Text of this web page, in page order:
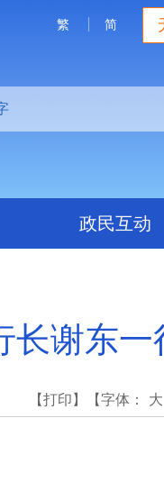
繁 简
政民互动
长谢东一
【打印】 【字体： 大